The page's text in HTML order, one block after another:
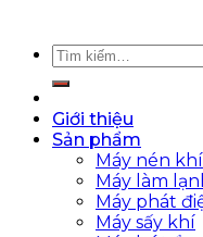
Giới thiệu
Sản phẩm
Máy nén khí
Máy làm
Máy phát
Máy sấy khí